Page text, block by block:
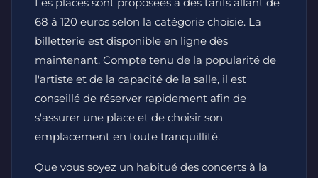
68 à 120 euros selon la catégorie choisie. La
billetterie est disponible en ligne dès
maintenant. Compte tenu de la popularité de
l'artiste et de la capacité de la salle, il est
conseillé de réserver rapidement afin de
s'assurer une place et de choisir son
emplacement en toute tranquillité.
Que vous soyez un habitué des concerts à la